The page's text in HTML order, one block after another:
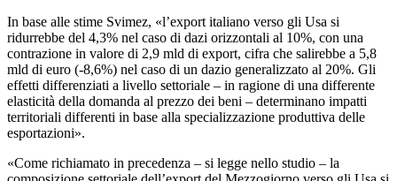
In base alle stime Svimez, «l’export italiano verso gli Usa si
ridurrebbe del 4,3% nel caso di dazi orizzontali al 10%, con una
contrazione in valore di 2,9 mld di export, cifra che salirebbe a 5,8
mld di euro (-8,6%) nel caso di un dazio generalizzato al 20%. Gli
effetti differenziati a livello settoriale – in ragione di una differente
elasticità della domanda al prezzo dei beni – determinano impatti
territoriali differenti in base alla specializzazione produttiva delle
esportazioni».
«Come richiamato in precedenza – si legge nello studio – la